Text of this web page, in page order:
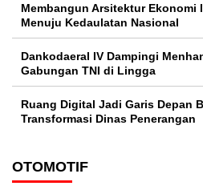
Membangun Arsitektur Ekonomi
Menuju Kedaulatan Nasional
Dankodaeral IV Dampingi
Gabungan TNI di Lingga
Ruang Digital Jadi Garis Depan
Transformasi Dinas Penerangan
OTOMOTIF